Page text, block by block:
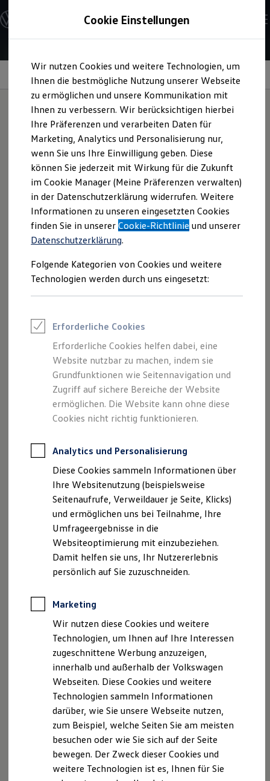
Hauptinhalt
springen
Footer
springen
Modelle und Konfigurator
Konfigurator
Modelle vergleichen
Elektroautos
ENERGY Sondermodelle
Nutzfahrzeuge
SUV und CUV
Familienautos
Kombis
Kompaktwagen
Sportwagen
Schnell verfügbare Fahrzeuge
Angebote und Produkte
Aktuelle Angebote
E-Auto-Förderung
Volkswagen Marktplatz
Die ENERGY Sondermodelle
Junge Gebrauchtwagen und Gebrauchtwagen
Volkswagen Zertifizierte Gebrauchtwagen
Elektromobilität bei Gebrauchtwagen
Saisonangebote
Reifenpakete
Leasing
Leasing-Angebote
Elektroauto Leasing
Kleinwagen-Leasing
Leasing ohne Anzahlung
Finanzierung
Autokredit mit Schlussrate
Versicherungen und Garantien
Kfz-Versicherung
Restschuldversicherungen
Garantien
Professional Class bei Volkswagen
Behörden
Direktkunden
Sonderfahrzeuge
Anpfiff zum Gewinn
Elektromobilität
Elektroautos
ID. Tutorials
Elektrofahrzeugkonzepte
ID. EVERY1
Reichweite
Rekuperation
Laden unterwegs
Laden Zuhause
Ladestationen finden
Ladezeitensimulator
Batterie
Sicherheit
Nachhaltigkeit
Technologie
Kosten und Kauf
Verbrauchskosten
Kaufoptionen
E-Auto-Förderung
Software und Konnektivität
Die ID. Software 6
Information
Schutzleiste für die
Heckklappefür Ihren
ID.3
Einmal aufgeklebt, kann sie die Heckklappenkante Ihres
vor Beschädigungen schützen – und hinterlässt dabei
gleichzeitig einen bleibenden Eindruck, dank der sportlichen
Chromoptik. Fragen Sie das Produkt gern bei Ihrem
Partner an.
Nutzungsbedingungen
Datenschutzerklärungen
Cookie-Richtlinie
Lizenzhinweise Dritter
Angaben zum Digital Services Act (DSA)
EU Data Act
Disclaimer von Volkswagen AG
Die in dieser Darstellung gezeigten Fahrzeuge und
Ausstattungen können in einzelnen Details vom aktuellen
deutschen Lieferprogramm abweichen. Abgebildet sind
teilweise Sonderausstattungen der Fahrzeuge gegen
Bitte beachten Sie auch unseren Konfigurator für eine
Übersicht der aktuell verfügbaren Modelle und Ausstattungen.
Die angegebenen Verbrauchs- und Emissionswerte beziehen
sich nicht auf ein einzelnes Fahrzeug und sind nicht Bestandteil
des Angebots, sondern dienen allein Vergleichszwecken
Cookie Einstellungen
Wir nutzen Cookies und weitere Technologien, um
Ihnen die bestmögliche Nutzung unserer Webseite
zu ermöglichen und unsere Kommunikation mit
Ihnen zu verbessern. Wir berücksichtigen hierbei
Ihre Präferenzen und verarbeiten Daten für
Marketing, Analytics und Personalisierung nur,
wenn Sie uns Ihre Einwilligung geben. Diese
können Sie jederzeit mit Wirkung für die Zukunft
im Cookie Manager (Meine Präferenzen verwalten)
in der Datenschutzerklärung widerrufen. Weitere
Informationen zu unseren eingesetzten Cookies
finden Sie in unsererCookie-Richtlinie und unserer
Datenschutzerklärung.
Folgende Kategorien von Cookies und weitere
Technologien werden durch uns eingesetzt:
Erforderliche Cookies
Erforderliche Cookies helfen dabei, eine
Website nutzbar zu machen, indem sie
Grundfunktionen wie Seitennavigation und
Zugriff auf sichere Bereiche der Website
ermöglichen. Die Website kann ohne diese
Cookies nicht richtig funktionieren.
Analytics und Personalisierung
Diese Cookies sammeln Informationen über
Ihre Websitenutzung (beispielsweise
Seitenaufrufe, Verweildauer je Seite, Klicks)
und ermöglichen uns bei Teilnahme, Ihre
Umfrageergebnisse in die
Websiteoptimierung mit einzubeziehen.
Damit helfen sie uns, Ihr Nutzererlebnis
persönlich auf Sie zuzuschneiden.
Marketing
Wir nutzen diese Cookies und weitere
Technologien, um Ihnen auf Ihre Interessen
zugeschnittene Werbung anzuzeigen,
innerhalb und außerhalb der Volkswagen
Webseiten. Diese Cookies und weitere
Technologien sammeln Informationen
darüber, wie Sie unsere Webseite nutzen,
zum Beispiel, welche Seiten Sie am meisten
besuchen oder wie Sie sich auf der Seite
bewegen. Der Zweck dieser Cookies und
weitere Technologien ist es, Ihnen für Sie